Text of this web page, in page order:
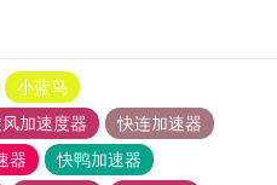
小蓝鸟
加速度器
快连加速器
器
快鸭加速器